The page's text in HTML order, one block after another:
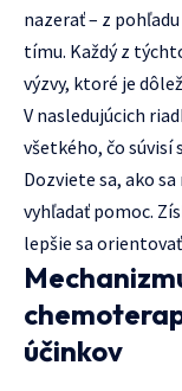
nazerať – z
tímu. Každý z
výzvy, ktoré je
V nasledujúcich
všetkého, čo súvisí
Dozviete sa, ako
vyhľadať pomoc.
lepšie sa
účinkov